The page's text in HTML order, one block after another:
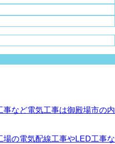
の電気配線工事やLED工事な